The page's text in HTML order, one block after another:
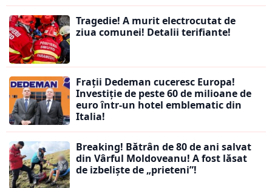
Tragedie! A murit electrocutat de
ziua comunei! Detalii terifiante!
Frații Dedeman cuceresc Europa!
Investiție de peste 60 de milioane de
euro într-un hotel emblematic din
Italia!
Breaking! Bătrân de 80 de ani salvat
din Vârful Moldoveanu! A fost lăsat
de izbeliște de „prieteni”!